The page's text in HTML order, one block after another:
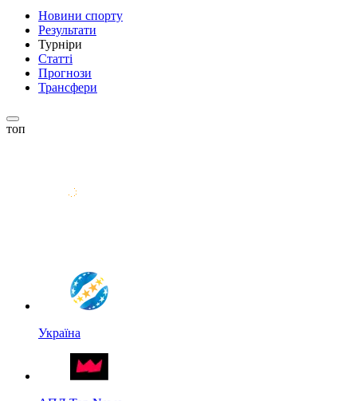
Новини спорту
Результати
Турніри
Статті
Прогнози
Трансфери
топ
Україна